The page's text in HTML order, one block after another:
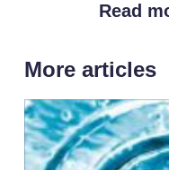
Read
More articles